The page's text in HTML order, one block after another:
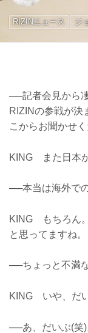
RIZINニュース ジ
──記者会見から
RIZINの参戦が決
こからお聞かせく
KING また日本
──本当は海外で
KING もちろん
と思ってますね。
──ちょっと不満
KING いや、だ
──あ、だいぶ(笑)